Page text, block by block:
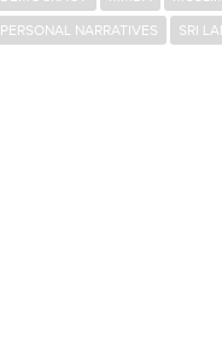
PERSONAL NARRATIVES
SRI